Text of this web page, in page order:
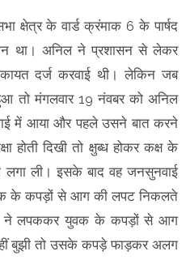
क्षेत्र के वार्ड क्रंमाक 6 के पार्षद
था। अनिल ने प्रशासन से लेकर
दर्ज करवाई थी। लेकिन जब
तो मंगलवार 19 नंवबर को अनिल
में आया और पहले उसने बात करने
होती दिखी तो क्षुब्ध होकर कक्ष के
लगा ली। इसके बाद वह जनसुनवाई
के कपड़ों से आग की लपट निकलते
ने लपककर युवक के कपड़ों से आग
बुझी तो उसके कपड़े फाड़कर अलग